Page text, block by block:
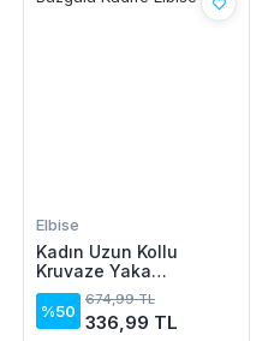
Elbise
Kadın Uzun Kollu
Kruvaze Yaka
Yanlardan Büzgülü
Kadife Elbise
%50
674,99 TL
336,99 TL